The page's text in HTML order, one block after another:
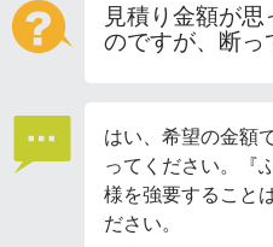
見積り金額が
のですが、断っ
はい、希望の金額
ってください。『
様を強要すること
ださい。